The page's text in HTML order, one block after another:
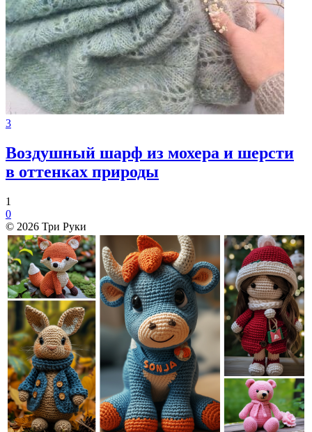
3
Воздушный шарф из мохера и шерсти
в оттенках природы
1
0
© 2026 Три Руки